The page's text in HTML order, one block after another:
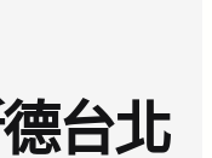
台北